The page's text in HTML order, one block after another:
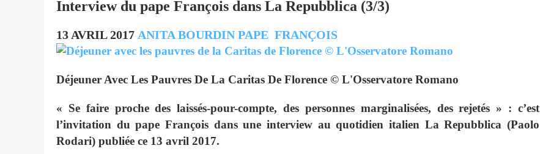
Interview du pape François dans La Repubblica (3/3)
13 AVRIL 2017 ANITA BOURDIN PAPE FRANÇOIS
Déjeuner Avec Les Pauvres De La Caritas De Florence © L'Osservatore Romano
« Se faire proche des laissés-pour-compte, des personnes marginalisées, des rejetés » : c’est
l’invitation du pape François dans une interview au quotidien italien La Repubblica (Paolo
Rodari) publiée ce 13 avril 2017.